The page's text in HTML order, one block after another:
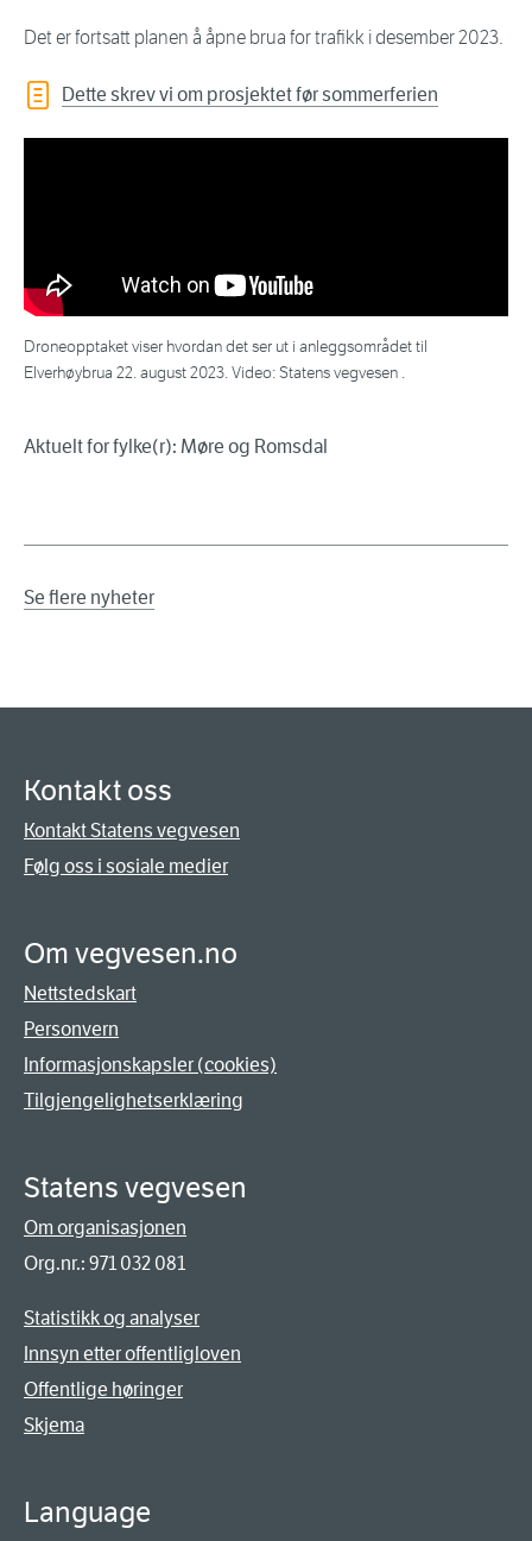
Det er fortsatt planen å åpne brua for trafikk i desember 2023.
Dette skrev vi om prosjektet før sommerferien
Droneopptaket viser hvordan det ser ut i anleggsområdet til
Elverhøybrua 22. august 2023. Video: Statens vegvesen .
Aktuelt for fylke(r): Møre og Romsdal
Se flere nyheter
Kontakt oss
Kontakt Statens vegvesen
Følg oss i sosiale medier
Om vegvesen.no
Nettstedskart
Personvern
Informasjonskapsler (cookies)
Tilgjengelighetserklæring
Statens vegvesen
Om organisasjonen
Org.nr.: 971 032 081
Statistikk og analyser
Innsyn etter offentligloven
Offentlige høringer
Skjema
Language